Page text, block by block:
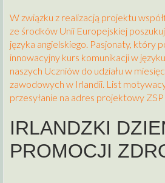
W związku z realizacją projektu
ze środków Unii Europejskiej
języka angielskiego. Pasjonaty, który
innowacyjny kurs komunikacji w języku
naszych Uczniów do udziału w
zawodowych w Irlandii. List
przesyłanie na adres projektowy ZSP
IRLANDZKI
PROMOCJI